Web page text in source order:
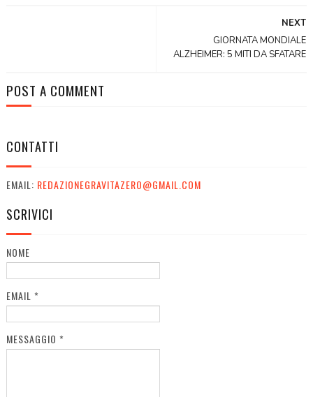
NEXT
GIORNATA MONDIALE
ALZHEIMER: 5 MITI DA SFATARE
POST A COMMENT
CONTATTI
EMAIL: REDAZIONEGRAVITAZERO@GMAIL.COM
SCRIVICI
NOME
EMAIL *
MESSAGGIO *